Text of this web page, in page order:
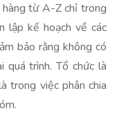
hàng từ A-Z chỉ trong
lập kế hoạch về các
bảo rằng không có
trình. Tổ chức là
trong việc phân chia